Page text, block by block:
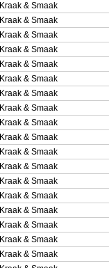
Kraak & Smaak
Kraak & Smaak
Kraak & Smaak
Kraak & Smaak
Kraak & Smaak
Kraak & Smaak
Kraak & Smaak
Kraak & Smaak
Kraak & Smaak
Kraak & Smaak
Kraak & Smaak
Kraak & Smaak
Kraak & Smaak
Kraak & Smaak
Kraak & Smaak
Kraak & Smaak
Kraak & Smaak
Kraak & Smaak